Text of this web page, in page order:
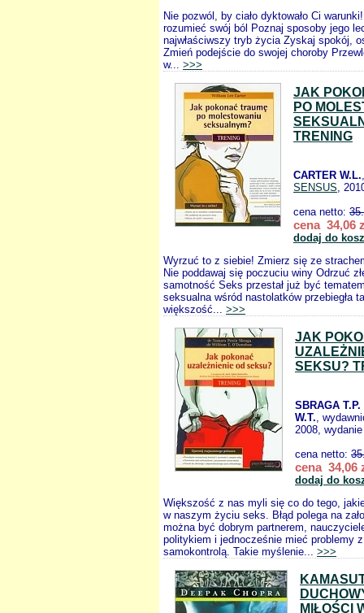
Nie pozwól, by ciało dyktowało Ci
rozumieć swój ból Poznaj sposoby jego
najwłaściwszy tryb życia Zyskaj spokój,
Zmień podejście do swojej choroby
w... >>>
JAK
PO
TRENING
CARTER W.L.
SENSUS,
cena netto:
cena 34,06
dodaj do
Wyrzuć to z siebie! Zmierz się ze
Nie poddawaj się poczuciu winy Odrzuć
samotność Seks przestał już być
seksualna wśród nastolatków przebiegła
większość... >>>
JAK
SEKSU?
SBRAGA
W.T.,
2008,
cena netto:
cena 34,06
dodaj do
Większość z nas myli się co do tego,
w naszym życiu seks. Błąd polega na
można być dobrym partnerem,
politykiem i jednocześnie mieć problemy
samokontrolą. Takie myślenie... >>>
MIŁOŚCI